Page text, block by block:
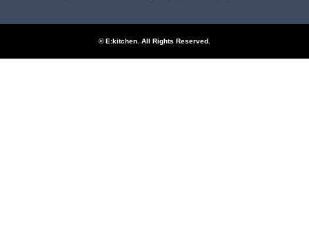
© E:kitchen. All Rights Reserved.